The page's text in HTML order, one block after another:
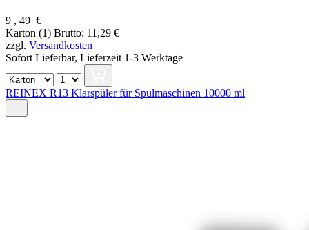
9 , 49 €
Karton (1) Brutto: 11,29 €
zzgl. Versandkosten
Sofort Lieferbar, Lieferzeit 1-3 Werktage
REINEX R13 Klarspüler für Spülmaschinen 10000 ml